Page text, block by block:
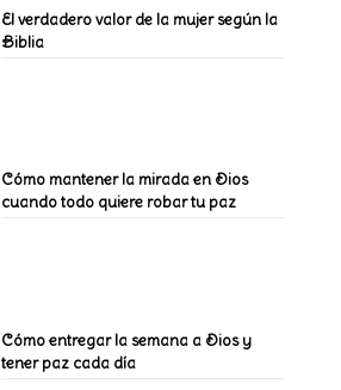
El verdadero valor de la mujer según la
Biblia
Cómo mantener la mirada en Dios
cuando todo quiere robar tu paz
Cómo entregar la semana a Dios y
tener paz cada día